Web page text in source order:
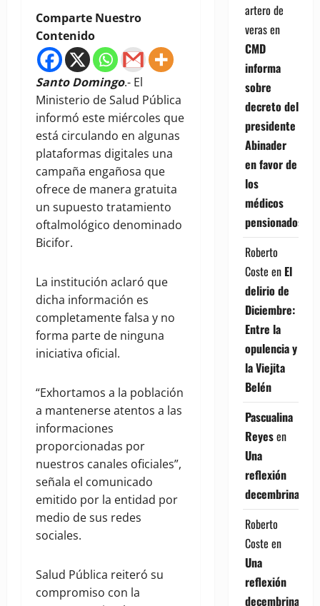
Comparte Nuestro
Contenido
Santo Domingo.- El
Ministerio de Salud Pública
informó este miércoles que
está circulando en algunas
plataformas digitales una
campaña engañosa que
ofrece de manera gratuita
un supuesto tratamiento
oftalmológico denominado
Bicifor.
La institución aclaró que
dicha información es
completamente falsa y no
forma parte de ninguna
iniciativa oficial.
“Exhortamos a la población
a mantenerse atentos a las
informaciones
proporcionadas por
nuestros canales oficiales”,
señala el comunicado
emitido por la entidad por
medio de sus redes
sociales.
Salud Pública reiteró su
compromiso con la
artero de
verasen
CMD
informa
sobre
decreto del
presidente
Abinader
en favor de
los
médicos
pensionados
Roberto
Coste en El
delirio de
Diciembre:
Entre la
opulencia y
la Viejita
Belén
Pascualina
Reyesen
Una
reflexión
decembrina
Roberto
Coste en
Una
reflexión
decembrina